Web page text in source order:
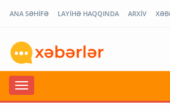
ANA SƏHİFƏ LAYİHƏ HAQQINDA ARXİV